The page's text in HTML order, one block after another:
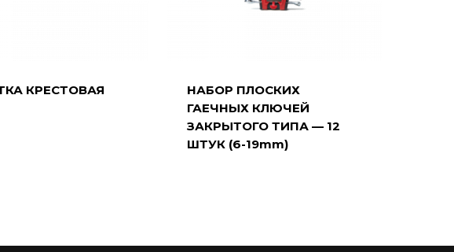
КРЕСТОВАЯ
НАБОР ПЛОСКИХ
ГАЕЧНЫХ КЛЮЧЕЙ
ЗАКРЫТОГО ТИПА — 12
ШТУК (6-19mm)